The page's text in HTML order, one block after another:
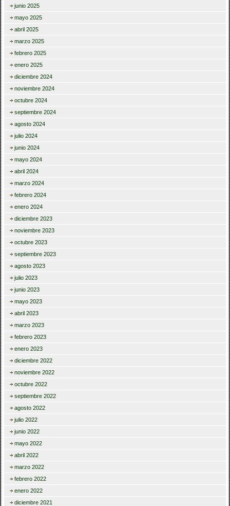
junio 2025
mayo 2025
abril 2025
marzo 2025
febrero 2025
enero 2025
diciembre 2024
noviembre 2024
octubre 2024
septiembre 2024
agosto 2024
julio 2024
junio 2024
mayo 2024
abril 2024
marzo 2024
febrero 2024
enero 2024
diciembre 2023
noviembre 2023
octubre 2023
septiembre 2023
agosto 2023
julio 2023
junio 2023
mayo 2023
abril 2023
marzo 2023
febrero 2023
enero 2023
diciembre 2022
noviembre 2022
octubre 2022
septiembre 2022
agosto 2022
julio 2022
junio 2022
mayo 2022
abril 2022
marzo 2022
febrero 2022
enero 2022
diciembre 2021